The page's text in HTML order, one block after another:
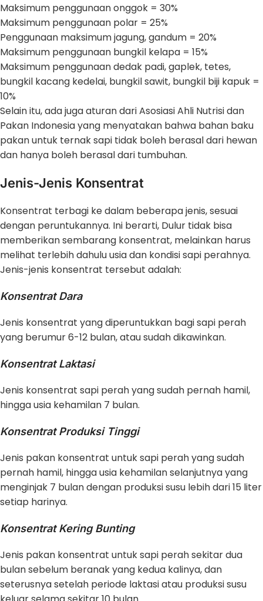
Maksimum penggunaan onggok = 30%
Maksimum penggunaan polar = 25%
Penggunaan maksimum jagung, gandum = 20%
Maksimum penggunaan bungkil kelapa = 15%
Maksimum penggunaan dedak padi, gaplek, tetes,
bungkil kacang kedelai, bungkil sawit, bungkil biji kapuk =
10%
Selain itu, ada juga aturan dari Asosiasi Ahli Nutrisi dan
Pakan Indonesia yang menyatakan bahwa bahan baku
pakan untuk ternak sapi tidak boleh berasal dari hewan
dan hanya boleh berasal dari tumbuhan.
Jenis-Jenis Konsentrat
Konsentrat terbagi ke dalam beberapa jenis, sesuai
dengan peruntukannya. Ini berarti, Dulur tidak bisa
memberikan sembarang konsentrat, melainkan harus
melihat terlebih dahulu usia dan kondisi sapi perahnya.
Jenis-jenis konsentrat tersebut adalah:
Konsentrat Dara
Jenis konsentrat yang diperuntukkan bagi sapi perah
yang berumur 6-12 bulan, atau sudah dikawinkan.
Konsentrat Laktasi
Jenis konsentrat sapi perah yang sudah pernah hamil,
hingga usia kehamilan 7 bulan.
Konsentrat Produksi Tinggi
Jenis pakan konsentrat untuk sapi perah yang sudah
pernah hamil, hingga usia kehamilan selanjutnya yang
menginjak 7 bulan dengan produksi susu lebih dari 15 liter
setiap harinya.
Konsentrat Kering Bunting
Jenis pakan konsentrat untuk sapi perah sekitar dua
bulan sebelum beranak yang kedua kalinya, dan
seterusnya setelah periode laktasi atau produksi susu